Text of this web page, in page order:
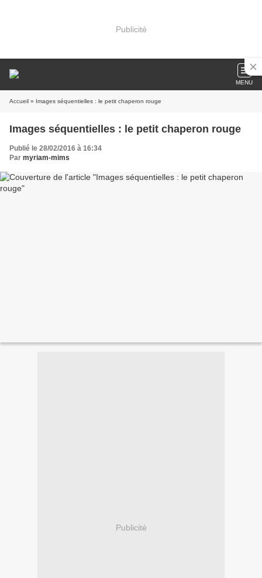
Publicité
MENU
Accueil » Images séquentielles : le petit chaperon rouge
Images séquentielles : le petit chaperon rouge
Publié le 28/02/2016 à 16:34
Par myriam-mims
Publicité